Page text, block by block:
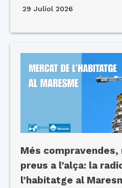
29 Juliol 2026
Més
preus a l’alça: la
l’habitatge al